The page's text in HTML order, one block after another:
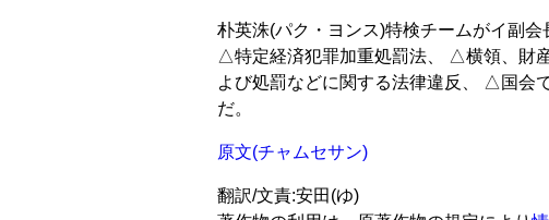
朴英洙(パク・ヨンス)特検チームがイ副
△特定経済犯罪加重処罰法、 △横領、財
よび処罰などに関する法律違反、 △国会
だ。
原文(チャムセサン)
翻訳/文責:安田(ゆ)